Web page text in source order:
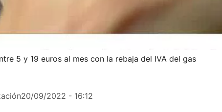
5 y 19 euros al mes con la rebaja del IVA del gas
20/09/2022 - 16:12